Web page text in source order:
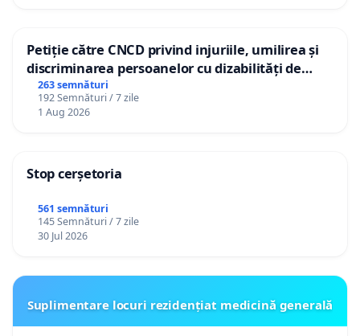
Petiție către CNCD privind injuriile, umilirea și
discriminarea persoanelor cu dizabilități de
către utilizatorul TikTok „Gorici”
263 semnături
192 Semnături / 7 zile
1 Aug 2026
Stop cerșetoria
561 semnături
145 Semnături / 7 zile
30 Jul 2026
Suplimentare locuri rezidențiat medicină generală